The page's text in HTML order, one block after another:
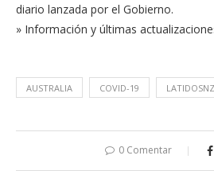
diario lanzada por el Gobierno.
» Información y últimas
AUSTRALIA COVID-19 LATIDOSNZ
0 Comentar